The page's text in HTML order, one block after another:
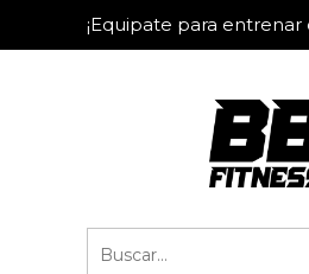
¡Equipate para entrenar